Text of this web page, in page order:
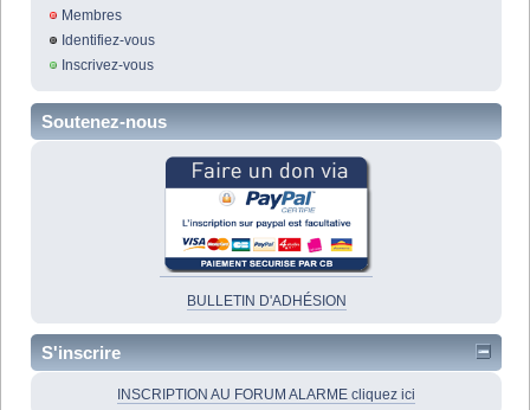
Membres
Identifiez-vous
Inscrivez-vous
Soutenez-nous
BULLETIN D'ADHÉSION
S'inscrire
INSCRIPTION AU FORUM ALARME cliquez ici